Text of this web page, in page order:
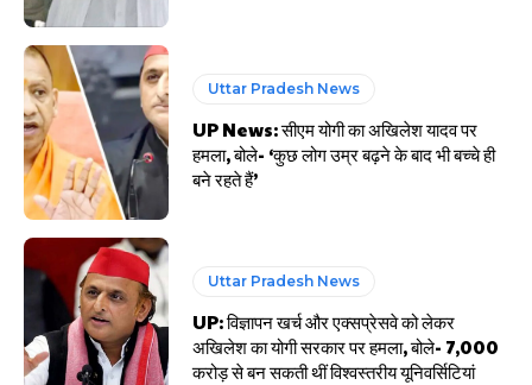
Uttar Pradesh News
UP News: सीएम योगी का अखिलेश यादव पर
हमला, बोले- ‘कुछ लोग उम्र बढ़ने के बाद भी बच्चे ही
बने रहते हैं’
Uttar Pradesh News
UP: विज्ञापन खर्च और एक्सप्रेसवे को लेकर
अखिलेश का योगी सरकार पर हमला, बोले- 7,000
करोड़ से बन सकती थीं विश्वस्तरीय यूनिवर्सिटियां